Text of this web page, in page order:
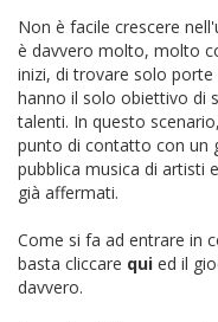
Non è facile crescere
è davvero molto, molto
inizi, di trovare solo
hanno il solo obiettivo di
talenti. In questo
punto di contatto con un
pubblica musica di artisti
già affermati.
Come si fa ad entrare in
basta cliccare qui ed il
davvero.